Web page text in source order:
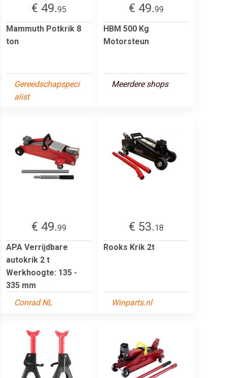
€ 49.95
Mammuth Potkrik 8
ton
Gereedschapspeci
alist
€ 49.99
HBM 500 Kg
Motorsteun
Meerdere shops
€ 49.99
APA Verrijdbare
autokrik 2 t
Werkhoogte: 135 -
335 mm
Conrad NL
€ 53.18
Rooks Krik 2t
Winparts.nl